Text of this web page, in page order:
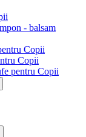
- balsam
Copii
Copii
pentru Copii